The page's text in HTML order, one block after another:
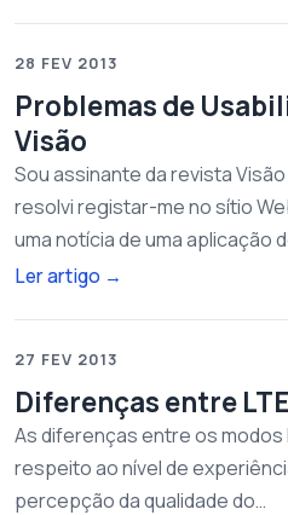
28 FEV 2013
Problemas de
Visão
Sou assinante da revista
resolvi registar-me no sítio
uma notícia de uma aplicação
Ler artigo →
27 FEV 2013
Diferenças entre
As diferenças entre os modos
respeito ao nível de
percepção da qualidade do…